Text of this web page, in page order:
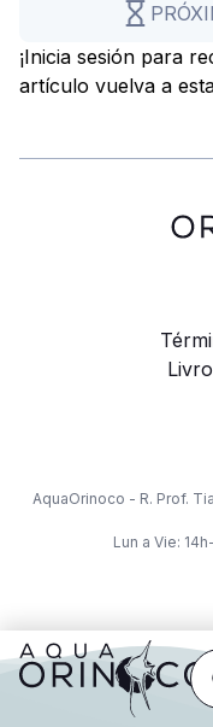
¡Inicia sesión para
artículo vuelva a
AquaOrinoco - R. Prof.
Lun a Vie: